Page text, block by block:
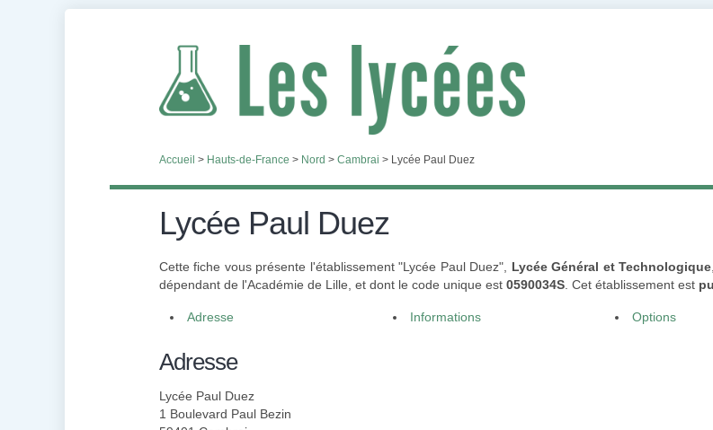
Accueil > Hauts-de-France > Nord > Cambrai > Lycée Paul Duez
Lycée Paul Duez
Cette fiche vous présente l'établissement "Lycée Paul Duez", Lycée Général et Technologique
dépendant de l'Académie de Lille, et dont le code unique est 0590034S . Cet établissement est
Adresse Informations Options
Adresse
Lycée Paul Duez
1 Boulevard Paul Bezin